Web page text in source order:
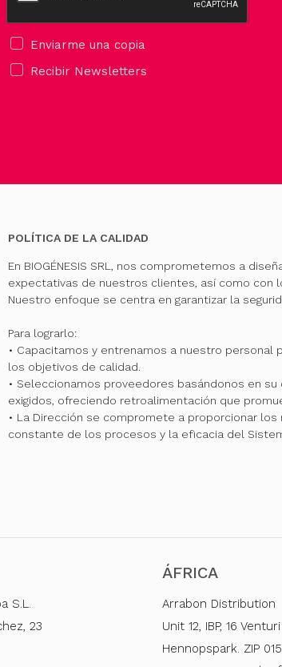
Enviarme una copia
Recibir Newsletters
POLÍTICA DE LA CALIDAD
En BIOGÉNESIS SRL, nos comprometemos a
expectativas de nuestros clientes, así como con
Nuestro enfoque se centra en garantizar la
Para lograrlo:
• Capacitamos y entrenamos a nuestro personal
los objetivos de calidad.
• Seleccionamos proveedores basándonos en
exigidos, ofreciendo retroalimentación que
• La Dirección se compromete a proporcionar
constante de los procesos y la eficacia del
S.L.
23
ÁFRICA
Arrabon Distribution
Unit 12, IBP, 16
Hennopspark. ZIP